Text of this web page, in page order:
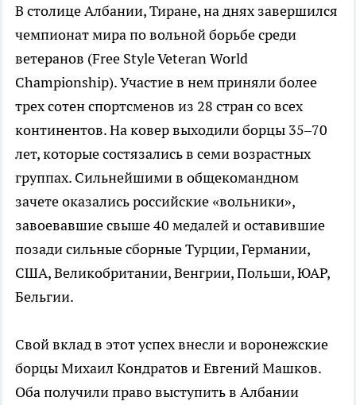
В столице Албании, Тиране, на днях завершился
чемпионат мира по вольной борьбе среди
ветеранов (Free Style Veteran World
Championship). Участие в нем приняли более
трех сотен спортсменов из 28 стран со всех
континентов. На ковер выходили борцы 35–70
лет, которые состязались в семи возрастных
группах. Сильнейшими в общекомандном
зачете оказались российские «вольники»,
завоевавшие свыше 40 медалей и оставившие
позади сильные сборные Турции, Германии,
США, Великобритании, Венгрии, Польши, ЮАР,
Бельгии.
Свой вклад в этот успех внесли и воронежские
борцы Михаил Кондратов и Евгений Машков.
Оба получили право выступить в Албании